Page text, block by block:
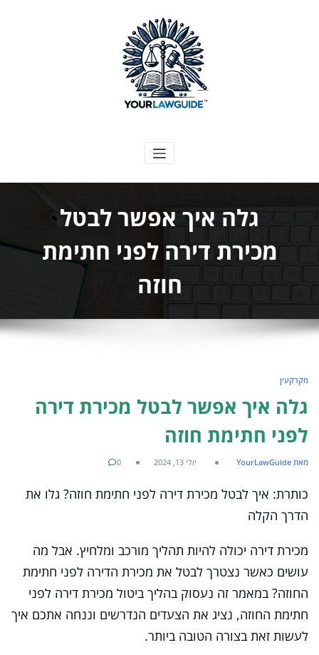
המדריך המשפטי שלך
גלה איך אפשר לבטל
מכירת דירה לפני חתימת
חוזה
מקרקעין
גלה איך אפשר לבטל מכירת דירה
לפני חתימת חוזה
מאת YourLawGuide יולי 13, 2024 0
כותרת: איך לבטל מכירת דירה לפני חתימת חוזה? גלו את
הדרך הקלה
מכירת דירה יכולה להיות תהליך מורכב ומלחיץ. אבל מה
עושים כאשר נצטרך לבטל את מכירת הדירה לפני חתימת
החוזה? במאמר זה נעסוק בהליך ביטול מכירת דירה לפני
חתימת החוזה, נציג את הצעדים הנדרשים וננחה אתכם איך
לעשות זאת בצורה הטובה ביותר.